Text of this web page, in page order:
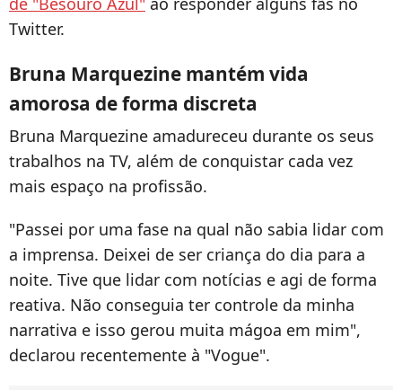
Twitter.
Bruna Marquezine mantém vida
amorosa de forma discreta
Bruna Marquezine amadureceu durante os seus
trabalhos na TV, além de conquistar cada vez
mais espaço na profissão.
"Passei por uma fase na qual não sabia lidar com
a imprensa. Deixei de ser criança do dia para a
noite. Tive que lidar com notícias e agi de forma
reativa. Não conseguia ter controle da minha
narrativa e isso gerou muita mágoa em mim",
declarou recentemente à "Vogue".